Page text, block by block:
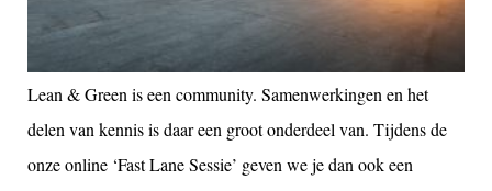
Lean & Green is een community. Samenwerkingen en het
delen van kennis is daar een groot onderdeel van. Tijdens de
onze online ‘Fast Lane Sessie’ geven we je dan ook een